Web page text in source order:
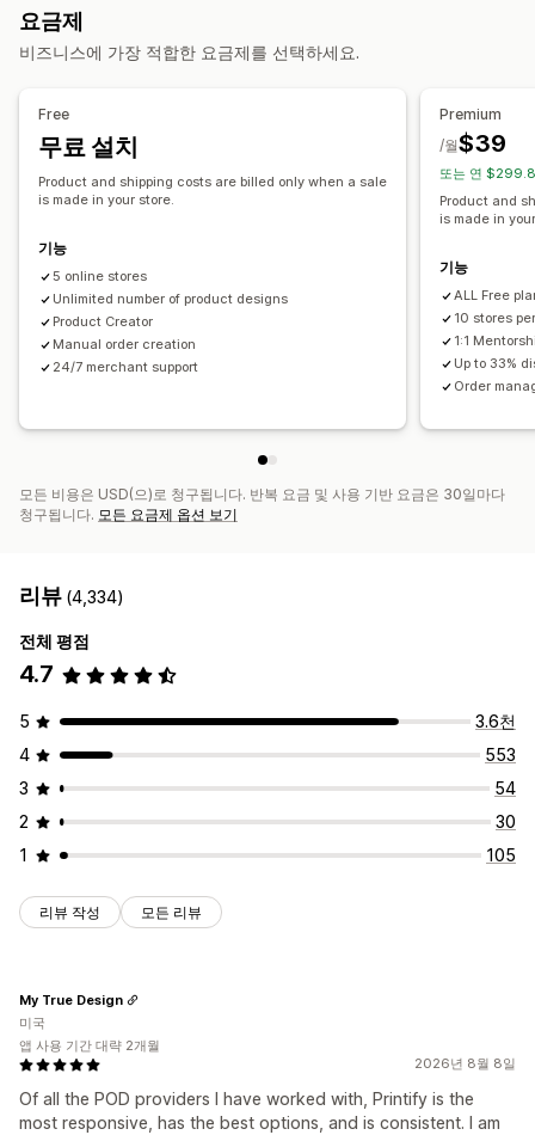
조달(소싱) 위치
독일
라트비아 미국 영국 오스트레일리아
제품
배송 옵션
브랜드 없는 제품 대량 배송 친환경 배송 전체 주문 처리
주문 추적
요금제
비즈니스에 가장 적합한 요금제를 선택하세요.
Free
무료 설치
Product and shipping costs are billed only when a sale
is made in your store.
기능
5 online stores
Unlimited number of product designs
Product Creator
Manual order creation
24/7 merchant support
Premium
$39
/월
또는 연
Product and
is made in
기능
ALL Free
10 stores
1:1
Up to 33%
Order
모든 비용은 USD(으)로 청구됩니다. 반복 요금 및 사용 기반 요금은 30일마다
청구됩니다. 모든 요금제 옵션 보기
리뷰 (4,334)
전체 평점
4.7
5
3.6천
4
553
3
54
2
30
1
105
리뷰 작성 모든 리뷰
2026년 8월 8일
Of all the POD providers I have worked with, Printify is the
most responsive, has the best options, and is consistent. I am
My True Design
미국
앱 사용 기간 대략 2개월